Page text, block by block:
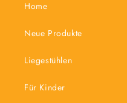
Home
Neue Produkte
Liegestühlen
Für Kinder